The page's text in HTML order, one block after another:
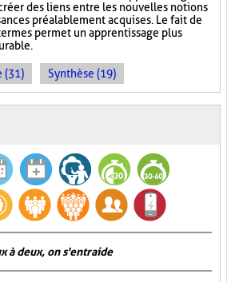
des liens entre les nouvelles notions
préalablement acquises. Le fait de
permet un apprentissage plus
(31) Synthèse (19)
à deux, on s'entraide